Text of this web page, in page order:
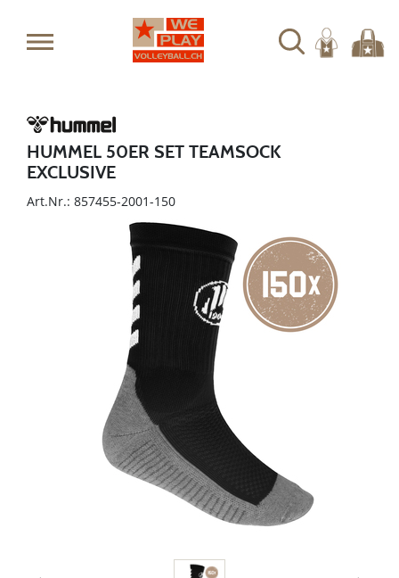
HUMMEL 50ER SET TEAMSOCK
EXCLUSIVE
Art.Nr.: 857455-2001-150